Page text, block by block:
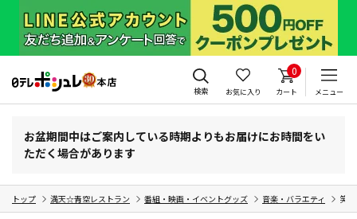
検索 お気に入り
0
カート メニュー
お盆期間中はご案内している時期よりもお届けにお時間をい
ただく場合があります
トップ 満天☆青空レストラン 番組・映画・イベントグッズ 音楽・バラエティ 笑